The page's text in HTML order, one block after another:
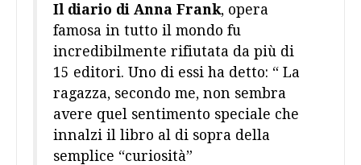
Il diario di Anna Frank, opera
famosa in tutto il mondo fu
incredibilmente rifiutata da più di
15 editori. Uno di essi ha detto: “ La
ragazza, secondo me, non sembra
avere quel sentimento speciale che
innalzi il libro al di sopra della
semplice “curiosità”